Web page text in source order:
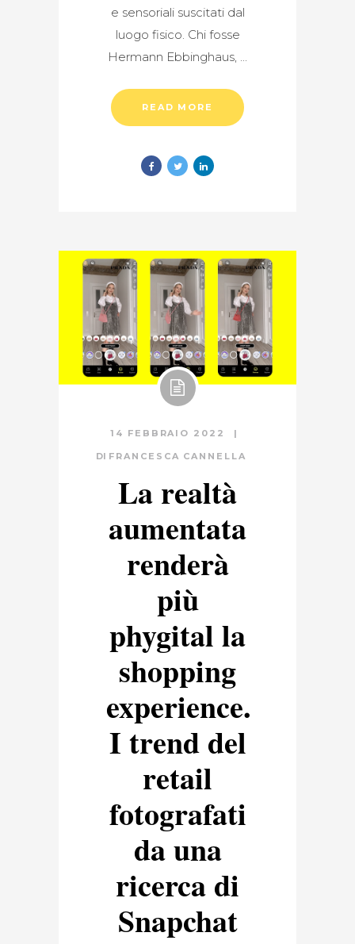
e sensoriali suscitati dal
luogo fisico. Chi fosse
Hermann Ebbinghaus,
READ MORE
14 FEBBRAIO 2022
DI FRANCESCA CANNELLA
La realtà
aumentata
renderà
più
phygital la
shopping
experience.
I trend del
retail
fotografati
da una
ricerca di
Snapchat